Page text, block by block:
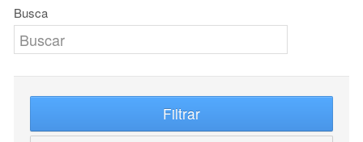
Busca
Filtrar